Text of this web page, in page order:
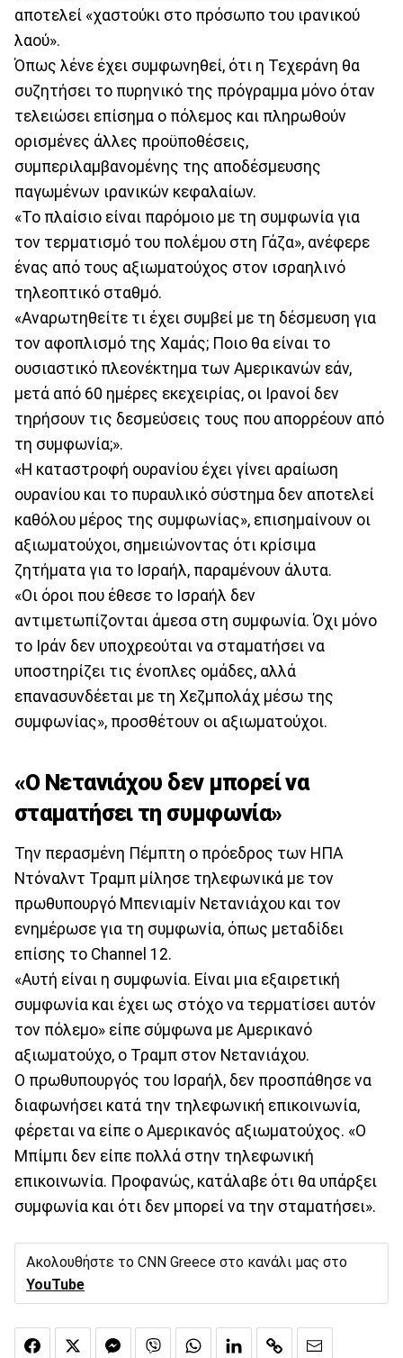
αποτελεί «χαστούκι στο πρόσωπο του ιρανικού
λαού».
Όπως λένε έχει συμφωνηθεί, ότι η Τεχεράνη θα
συζητήσει το πυρηνικό της πρόγραμμα μόνο όταν
τελειώσει επίσημα ο πόλεμος και πληρωθούν
ορισμένες άλλες προϋποθέσεις,
συμπεριλαμβανομένης της αποδέσμευσης
παγωμένων ιρανικών κεφαλαίων.
«Το πλαίσιο είναι παρόμοιο με τη συμφωνία για
τον τερματισμό του πολέμου στη Γάζα», ανέφερε
ένας από τους αξιωματούχος στον ισραηλινό
τηλεοπτικό σταθμό.
«Αναρωτηθείτε τι έχει συμβεί με τη δέσμευση για
τον αφοπλισμό της Χαμάς; Ποιο θα είναι το
ουσιαστικό πλεονέκτημα των Αμερικανών εάν,
μετά από 60 ημέρες εκεχειρίας, οι Ιρανοί δεν
τηρήσουν τις δεσμεύσεις τους που απορρέουν από
τη συμφωνία;».
«Η καταστροφή ουρανίου έχει γίνει αραίωση
ουρανίου και το πυραυλικό σύστημα δεν αποτελεί
καθόλου μέρος της συμφωνίας», επισημαίνουν οι
αξιωματούχοι, σημειώνοντας ότι κρίσιμα
ζητήματα για το Ισραήλ, παραμένουν άλυτα.
«Οι όροι που έθεσε το Ισραήλ δεν
αντιμετωπίζονται άμεσα στη συμφωνία. Όχι μόνο
το Ιράν δεν υποχρεούται να σταματήσει να
υποστηρίζει τις ένοπλες ομάδες, αλλά
επανασυνδέεται με τη Χεζμπολάχ μέσω της
συμφωνίας», προσθέτουν οι αξιωματούχοι.
«Ο Νετανιάχου δεν μπορεί να
σταματήσει τη συμφωνία»
Την περασμένη Πέμπτη ο πρόεδρος των ΗΠΑ
Ντόναλντ Τραμπ μίλησε τηλεφωνικά με τον
πρωθυπουργό Μπενιαμίν Νετανιάχου και τον
ενημέρωσε για τη συμφωνία, όπως μεταδίδει
επίσης το Channel 12.
«Αυτή είναι η συμφωνία. Είναι μια εξαιρετική
συμφωνία και έχει ως στόχο να τερματίσει αυτόν
τον πόλεμο» είπε σύμφωνα με Αμερικανό
αξιωματούχο, ο Τραμπ στον Νετανιάχου.
Ο πρωθυπουργός του Ισραήλ, δεν προσπάθησε να
διαφωνήσει κατά την τηλεφωνική επικοινωνία,
φέρεται να είπε ο Αμερικανός αξιωματούχος. «Ο
Μπίμπι δεν είπε πολλά στην τηλεφωνική
επικοινωνία. Προφανώς, κατάλαβε ότι θα υπάρξει
συμφωνία και ότι δεν μπορεί να την σταματήσει».
Ακολουθήστε το CNN Greece στο κανάλι μας στο
YouTube